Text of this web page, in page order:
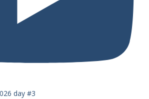
day #3